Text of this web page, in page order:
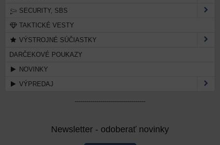
SECURITY, SBS
TAKTICKÉ VESTY
VÝSTROJNÉ SÚČIASTKY
DARČEKOVÉ POUKAZY
NOVINKY
VÝPREDAJ
------------------------------------
Newsletter - odoberať novinky